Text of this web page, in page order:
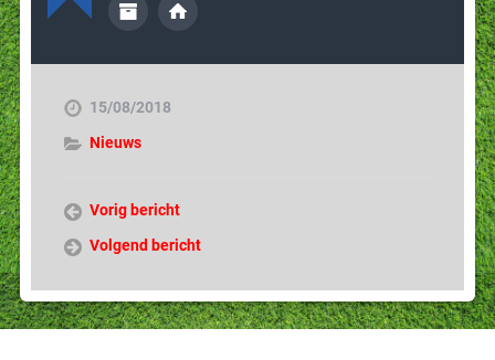
15/08/2018
Nieuws
Vorig bericht
Volgend bericht